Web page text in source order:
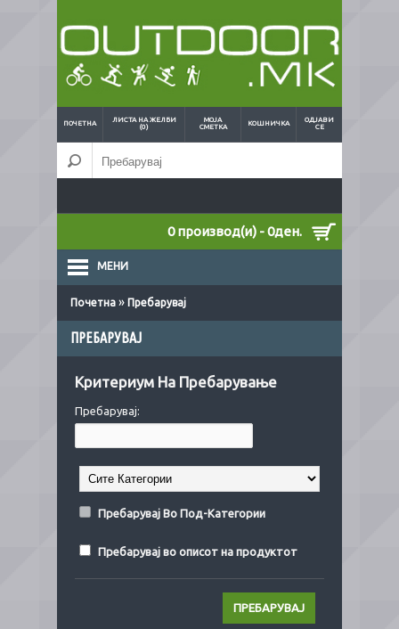
ПОЧЕТНА
ЛИСТА НА ЖЕЛБИ
(0)
МОЈА
СМЕТКА
КОШНИЧКА
ОДЈАВИ
СЕ
0 производ(и) - 0ден.
МЕНИ
Почетна » Пребарувај
ПРЕБАРУВАЈ
Критериум На Пребарување
Пребарувај:
Пребарувај Во Под-Категории
Пребарувај во описот на продуктот